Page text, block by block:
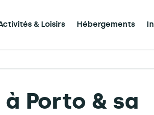
& Loisirs Hébergements
Porto & sa